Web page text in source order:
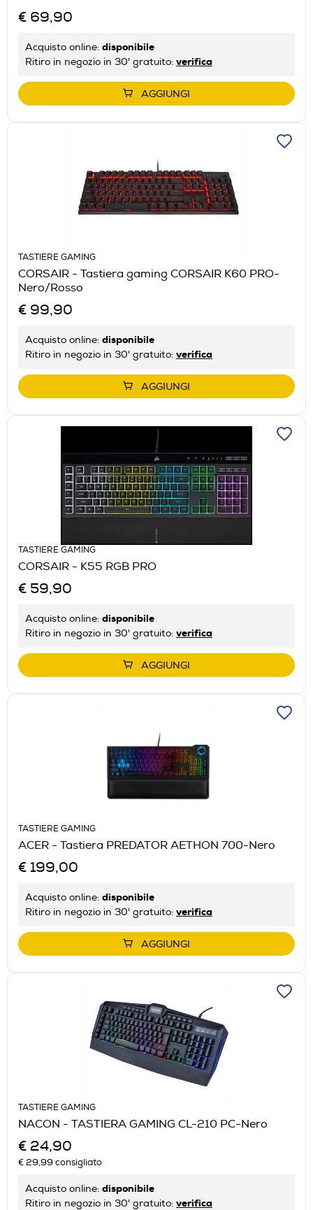
€ 69,90
Acquisto online: disponibile
Ritiro in negozio in 30' gratuito: verifica
AGGIUNGI
TASTIERE GAMING
CORSAIR - Tastiera gaming CORSAIR K60 PRO-
Nero/Rosso
€ 99,90
Acquisto online: disponibile
Ritiro in negozio in 30' gratuito: verifica
AGGIUNGI
TASTIERE GAMING
CORSAIR - K55 RGB PRO
€ 59,90
Acquisto online: disponibile
Ritiro in negozio in 30' gratuito: verifica
AGGIUNGI
TASTIERE GAMING
ACER - Tastiera PREDATOR AETHON 700-Nero
€ 199,00
Acquisto online: disponibile
Ritiro in negozio in 30' gratuito: verifica
AGGIUNGI
TASTIERE GAMING
NACON - TASTIERA GAMING CL-210 PC-Nero
€ 24,90
€ 29,99 consigliato
Acquisto online: disponibile
Ritiro in negozio in 30' gratuito: verifica